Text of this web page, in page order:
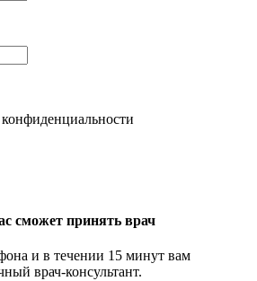
сможет принять врач
и в течении 15 минут вам
врач-консультант.